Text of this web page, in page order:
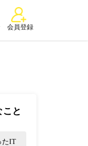
会員登録
と
たIT